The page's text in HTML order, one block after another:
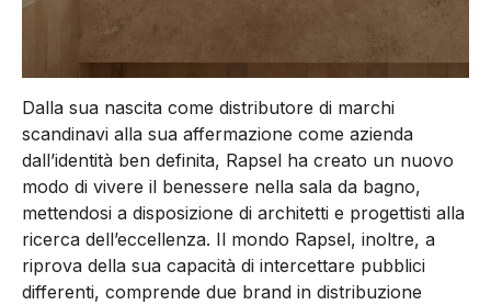
Dalla sua nascita come distributore di marchi
scandinavi alla sua affermazione come azienda
dall’identità ben definita, Rapsel ha creato un nuovo
modo di vivere il benessere nella sala da bagno,
mettendosi a disposizione di architetti e progettisti alla
ricerca dell’eccellenza. Il mondo Rapsel, inoltre, a
riprova della sua capacità di intercettare pubblici
differenti, comprende due brand in distribuzione